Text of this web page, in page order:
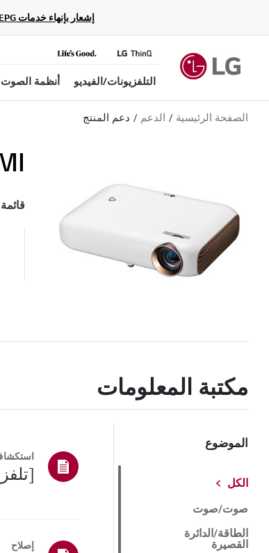
إشعار بإنهاء خدمات Gracenote Music ID / Video ID / eyeQ EPG لأجهزة مشغّل Blu-ray وأنظمة المسرح المنزلي Blu-ray، حيث لن تكون متاحة بعد الآن.
التلفزيونات/الفيديو أنظمة الصوت
الصفحة الرئيسية الدعم دعم المنتج
مكتبة المعلومات
الموضوع
الكل
صوت/صوت
الطاقة/الدائرة
القصيرة
إصلاح